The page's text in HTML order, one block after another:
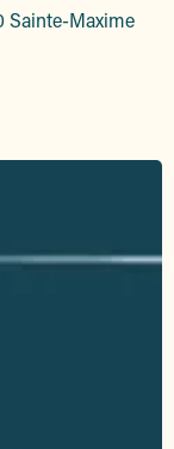
Sainte-Maxime